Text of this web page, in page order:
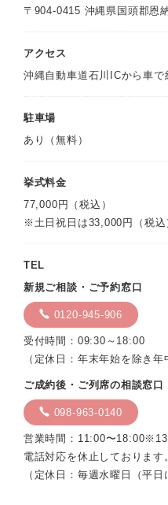
〒904-0415 沖縄県国頭郡恩
アクセス
沖縄自動車道石川ICから車で
駐車場
あり（無料）
挙式料金
77,000円（税込）
※土日祝日は33,000円（税込
TEL
新規ご相談・ご予約窓口
0120-945-906
受付時間：09:30～18:00
（定休日：年末年始を除き年
ご成約後・ご列席の相談窓口
098-963-0140
営業時間：11:00〜
電話対応を休止しております
（定休日：毎週水曜日（平